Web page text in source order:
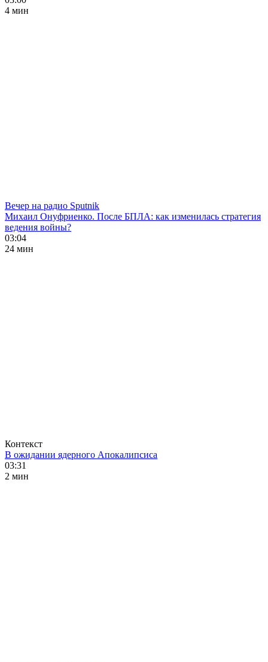
4 мин
Вечер на радио Sputnik
Михаил Онуфриенко. После БПЛА: как изменилась стратегия
ведения войны?
03:04
24 мин
Контекст
В ожидании ядерного Апокалипсиса
03:31
2 мин